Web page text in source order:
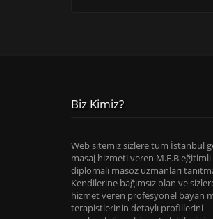
Biz Kimiz?
Web sitemiz sizlere tüm İstanbul
masaj hizmeti veren M.E.B eğitimli
diplomalı masöz uzmanları
Kendilerine bağımsız olan ve
hizmet veren profesyonel bayan
terapistlerinin detaylı profillerini